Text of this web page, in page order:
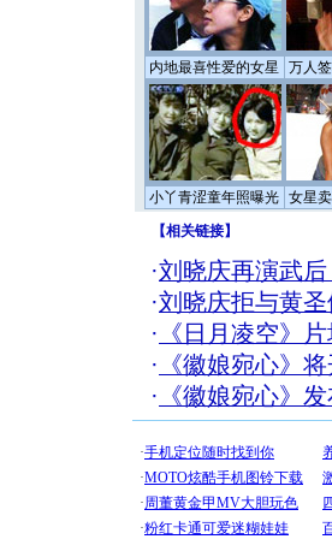
内地最喜性爱的女星 万人
小丫青涩童年照曝光 女星
【相关链接】
·刘晓庆再演武
·刘晓庆拒与黄
· 《日月凌空》
· 《徽娘宛心》
· 《徽娘宛心》